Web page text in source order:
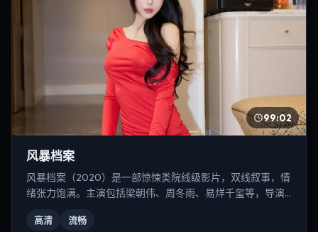
99:02
风暴档案
风暴档案（2020）是一部惊悚类院线级影片，双线叙事，情
绪张力饱满。主演包括梁朝伟、周冬雨、易烊千玺等，导演
高清 流畅